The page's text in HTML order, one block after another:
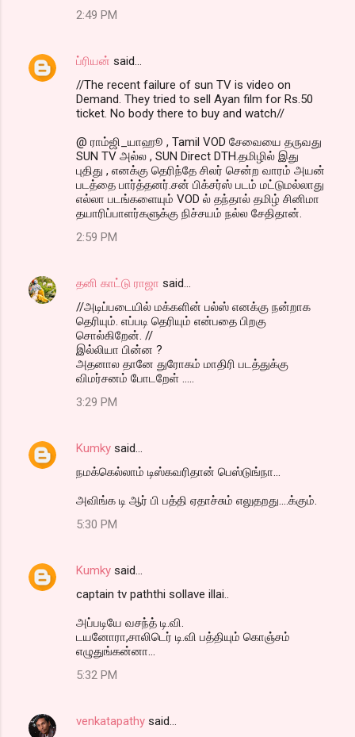
2:49 PM
ப்ரியன் said…
//The recent failure of sun TV is video on
Demand. They tried to sell Ayan film for Rs.50
ticket. No body there to buy and watch//
@ ராம்ஜி_யாஹூ , Tamil VOD சேவையை தருவது
SUN TV அல்ல , SUN Direct DTH.தமிழில் இது
புதிது , எனக்கு தெரிந்தே சிலர் சென்ற வாரம் அயன்
படத்தை பார்த்தனர்.சன் பிக்சர்ஸ் படம் மட்டுமல்லாது
எல்லா படங்களையும் VOD ல் தந்தால் தமிழ் சினிமா
தயாரிப்பாளர்களுக்கு நிச்சயம் நல்ல சேதிதான்.
2:59 PM
தனி காட்டு ராஜா said…
//அடிப்படையில் மக்களின் பல்ஸ் எனக்கு நன்றாக
தெரியும். எப்படி தெரியும் என்பதை பிறகு
சொல்கிறேன். //
இல்லியா பின்ன ?
அதனால தானே துரோகம் மாதிரி படத்துக்கு
விமர்சனம் போடறேள் .....
3:29 PM
Kumky said…
நமக்கெல்லாம் டிஸ்கவரிதான் பெஸ்டுங்நா...
அவிங்க டி ஆர் பி பத்தி ஏதாச்சும் எலுதறது....க்கும்.
5:30 PM
Kumky said…
captain tv paththi sollave illai..
அப்படியே வசந்த் டி.வி.
டயனோரா,சாலிடெர் டி.வி பத்தியும் கொஞ்சம்
எழுதுங்கன்னா...
5:32 PM
venkatapathy said…